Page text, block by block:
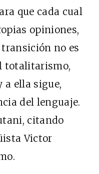
que cada cual
opiniones,
transición no es
totalitarismo,
a ella sigue,
del lenguaje.
citando
Victor